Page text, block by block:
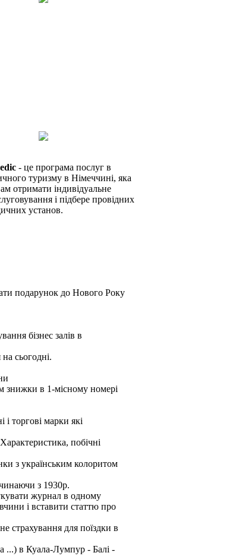
- це програма послуг в
туризму в Німеччині, яка
отримати індивідуальне
і підбере провідних
установ.
подарунок до Нового Року
бізнес залів в
сьогодні.
знижки в 1-місному номері
торгові марки які
побічні
з українським колоритом
з 1930р.
журнал в одному
і вставити статтю про
страхування для поїздки в
...) в Куала-Лумпур - Балі -